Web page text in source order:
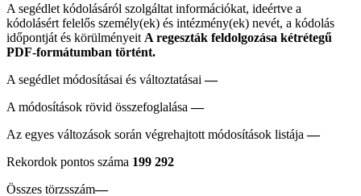
A segédlet kódolásáról szolgáltat információkat, ideértve a
kódolásért felelős személy(ek) és intézmény(ek) nevét, a kódolás
időpontját és körülményeit A regeszták feldolgozása kétrétegű
PDF-formátumban történt.
A segédlet módosításai és változtatásai —
A módosítások rövid összefoglalása —
Az egyes változások során végrehajtott módosítások listája —
Rekordok pontos száma 199 292
Összes törzsszám—